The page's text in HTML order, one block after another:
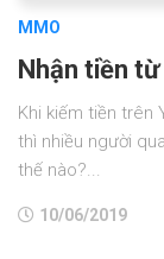
MMO
Nhận tiền
Khi kiếm tiền trên
thì nhiều người
thế nào?...
10/06/2019